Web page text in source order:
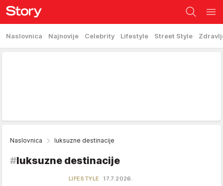
Naslovnica Najnovije Celebrity Lifestyle Street Style
Naslovnica luksuzne destinacije
#luksuzne destinacije
LIFESTYLE 17.7.2026.